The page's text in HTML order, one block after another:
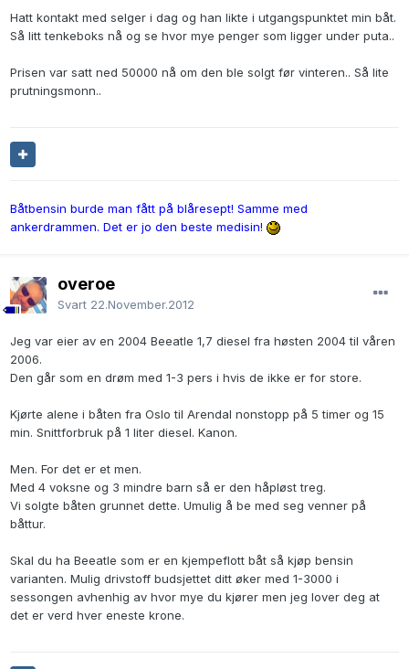
Hatt kontakt med selger i dag og han likte i utgangspunktet min båt.
Så litt tenkeboks nå og se hvor mye penger som ligger under puta..
Prisen var satt ned 50000 nå om den ble solgt før vinteren.. Så lite
prutningsmonn..
Båtbensin burde man fått på blåresept! Samme med
ankerdrammen. Det er jo den beste medisin!
overoe
Svart 22.November.2012
Jeg var eier av en 2004 Beeatle 1,7 diesel fra høsten 2004 til våren
2006.
Den går som en drøm med 1-3 pers i hvis de ikke er for store.
Kjørte alene i båten fra Oslo til Arendal nonstopp på 5 timer og 15
min. Snittforbruk på 1 liter diesel. Kanon.
Men. For det er et men.
Med 4 voksne og 3 mindre barn så er den håpløst treg.
Vi solgte båten grunnet dette. Umulig å be med seg venner på
båttur.
Skal du ha Beeatle som er en kjempeflott båt så kjøp bensin
varianten. Mulig drivstoff budsjettet ditt øker med 1-3000 i
sessongen avhenhig av hvor mye du kjører men jeg lover deg at
det er verd hver eneste krone.